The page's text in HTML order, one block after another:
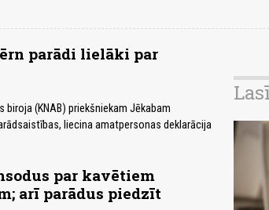
parādi lielāki par
(KNAB) priekšniekam Jēkabam
liecina amatpersonas deklarācija
par kavētiem
arī parādus piedzīt